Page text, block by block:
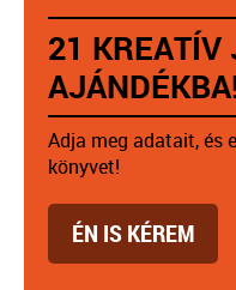
21 KREATÍV
Adja meg adatait, és
könyvet!
ÉN IS KÉREM